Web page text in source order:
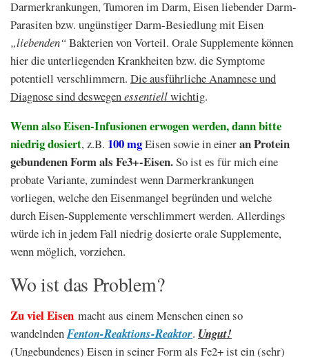
Darmerkrankungen, Tumoren im Darm, Eisen liebender Darm-
Parasiten bzw. ungünstiger Darm-Besiedlung mit Eisen
„liebenden“Bakterien von Vorteil. Orale Supplemente können
hier die unterliegenden Krankheiten bzw. die Symptome
potentiell verschlimmern. Die ausführliche Anamnese und
Diagnose sind deswegenessentiellwichtig.
Wenn also Eisen-Infusionen erwogen werden, dann bitte
niedrig dosiert, z.B. 100 mgEisen sowie in eineran Protein
gebundenen Form als Fe3+-Eisen.So ist es für mich eine
probate Variante, zumindest wenn Darmerkrankungen
vorliegen, welche den Eisenmangel begründen und welche
durch Eisen-Supplemente verschlimmert werden. Allerdings
würde ich in jedem Fall niedrig dosierte orale Supplemente,
wenn möglich, vorziehen.
Wo ist das Problem?
Zu viel Eisen macht aus einem Menschen einen so
wandelnden Fenton-Reaktions-Reaktor. Ungut!
(Ungebundenes) Eisen in seiner Form als Fe2+ ist ein (sehr)